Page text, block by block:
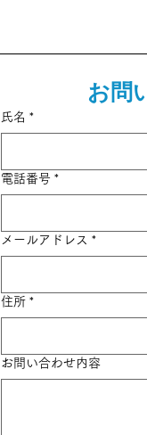
お問
氏名 *
電話番号 *
メールアドレス *
住所 *
お問い合わせ内容